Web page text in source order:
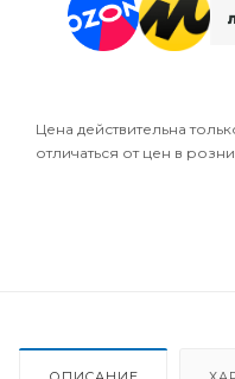
Цена действительна
отличаться от цен в